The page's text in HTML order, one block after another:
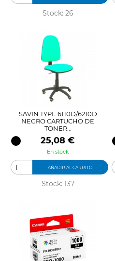
Stock: 26
SAVIN TYPE 6110D/6210D
NEGRO CARTUCHO DE
TONER...
Precio
25,08 €
En stock
AÑADIR AL CARRITO
Stock: 137